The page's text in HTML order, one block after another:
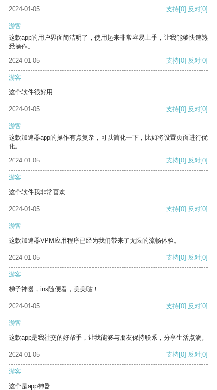
2024-01-05 支持[0] 反对[0]
游客
这款app的用户界面简洁明了，使用起来非常容易上手，让我能够快速熟
悉操作。
2024-01-05
支持[0] 反对[0]
游客
这个软件很好用
2024-01-05 支持[0] 反对[0]
游客
这款加速器app的操作有点复杂，可以简化一下，比如将设置页面进行优
化。
2024-01-05
支持[0] 反对[0]
游客
这个软件我非常喜欢
2024-01-05 支持[0] 反对[0]
游客
这款加速器VPM应用程序已经为我们带来了无限的流畅体验。
2024-01-05 支持[0] 反对[0]
游客
梯子神器，ins随便看，美美哒！
2024-01-05 支持[0] 反对[0]
游客
这款app是我社交的好帮手，让我能够与朋友保持联系，分享生活点滴。
2024-01-05 支持[0] 反对[0]
游客
这个是app神器